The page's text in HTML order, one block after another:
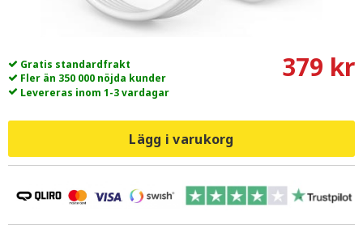
Gratis standardfrakt
Fler än 350 000 nöjda kunder
Levereras inom 1-3 vardagar
379 kr
Lägg i varukorg